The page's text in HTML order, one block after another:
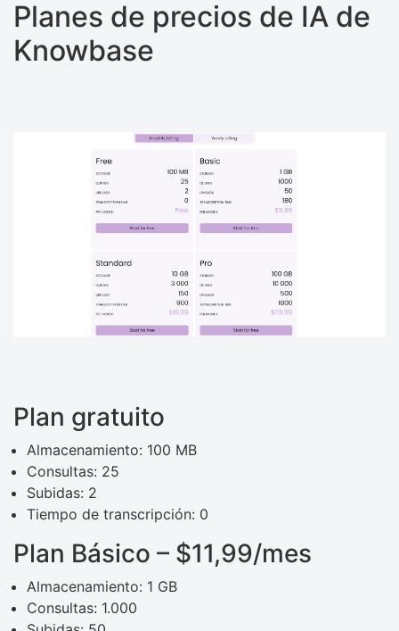
Planes de precios de IA de
Knowbase
Plan gratuito
Almacenamiento: 100 MB
Consultas: 25
Subidas: 2
Tiempo de transcripción: 0
Plan Básico – $11,99/mes
Almacenamiento: 1 GB
Consultas: 1.000